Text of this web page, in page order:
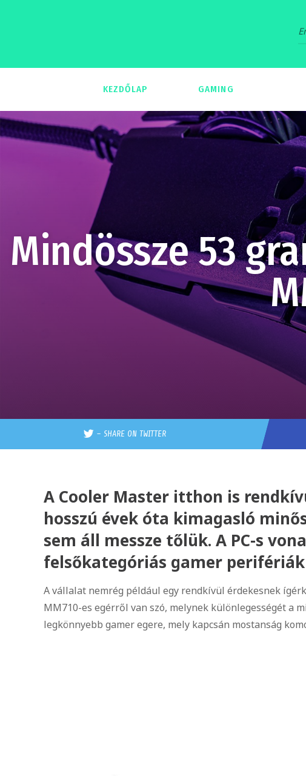
KEZDŐLAP GAMING
Mindössze 53
– SHARE ON TWITTER
A Cooler Master itthon is
hosszú évek óta kimagasló
sem áll messze tőlük. A PC-s
felsőkategóriás gamer
A vállalat nemrég például egy rendkívül érdekesnek
MM710-es egérről van szó, melynek különlegességét a
legkönnyebb gamer egere, mely kapcsán mostanság